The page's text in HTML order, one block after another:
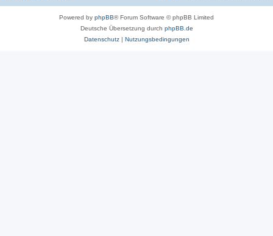
Powered by phpBB® Forum Software © phpBB Limited
Deutsche Übersetzung durch phpBB.de
Datenschutz| Nutzungsbedingungen